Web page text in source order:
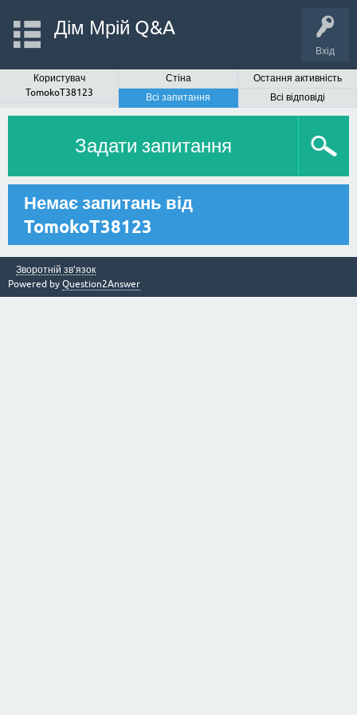
Вхід
Дім Мрій Q&A
Користувач
TomokoT38123
Стіна
Остання активність
Всі запитання
Всі відповіді
Задати запитання
Немає запитань від
TomokoT38123
Зворотній зв’язок
Powered by Question2Answer